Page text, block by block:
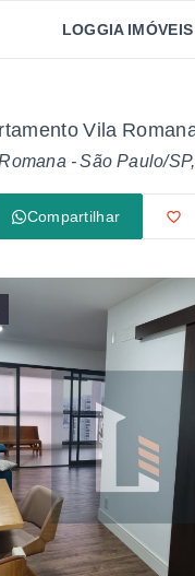
LOGGIA IMÓVEIS
Vila
- São Paulo/
Compartilhar